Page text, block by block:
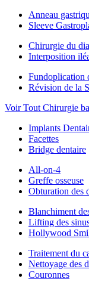
Anneau
Sleeve
Chirurgie du
Interposition
Fundoplication
Révision de la
Voir Tout Chirurgie
Implants
Facettes
Bridge dentaire
All-on-4
Greffe osseuse
Obturation des
Blanchiment
Lifting des
Hollywood
Traitement du
Nettoyage des
Couronnes